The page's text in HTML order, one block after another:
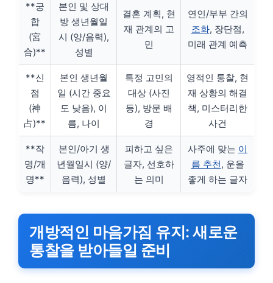
**궁
합
(宮
合)**
본인 및 상대
방 생년월일
시 (양/음력),
성별
결혼 계획, 현
재 관계의 고
민
연인/부부 간의
조화, 장단점,
미래 관계 예측
**신
점
(神
占)**
본인 생년월
일 (시간 중요
도 낮음), 이
름, 나이
특정 고민의
대상 (사진
등), 방문 배
경
영적인 통찰, 현
재 상황의 해결
책, 미스터리한
사건
**작
명/개
명**
본인/아기 생
년월일시 (양/
음력), 성별
피하고 싶은
글자, 선호하
는 의미
사주에 맞는 이
름 추천, 운을
좋게 하는 글자
개방적인 마음가짐 유지: 새로운
통찰을 받아들일 준비